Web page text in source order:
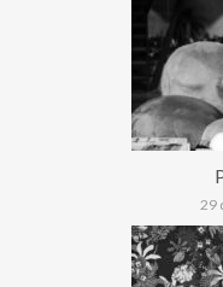
29